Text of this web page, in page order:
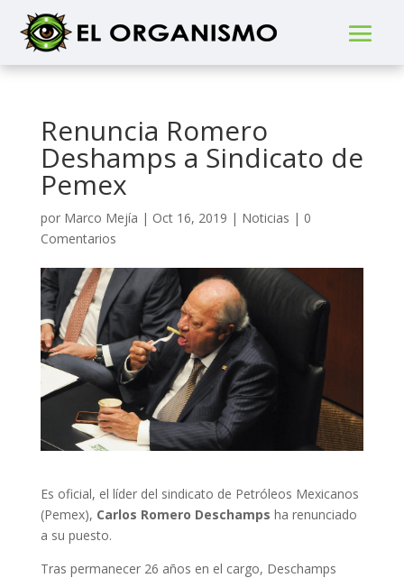
Renuncia Romero
Deshamps a Sindicato de
Pemex
por Marco Mejía | Oct 16, 2019 | Noticias | 0
Comentarios
Es oficial, el líder del sindicato de Petróleos Mexicanos
(Pemex), Carlos Romero Deschamps ha renunciado
a su puesto.
Tras permanecer 26 años en el cargo, Deschamps